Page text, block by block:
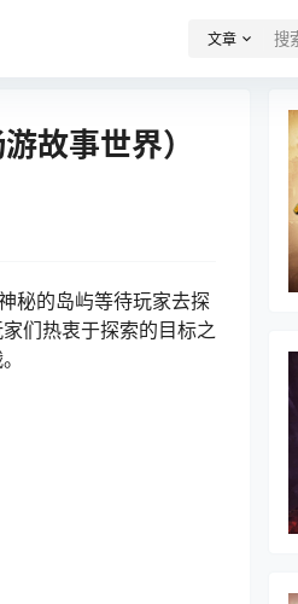
文章
故事世界）
秘的岛屿等待玩家去探
们热衷于探索的目标之